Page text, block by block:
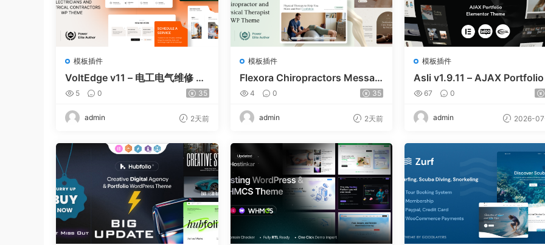
模板插件
VoltEdge v11 – 电工电气维修 W
ordPress 主题
5 0 35
admin 2天前
模板插件
Flexora Chiropractors Messag
e and Physical Therapists Wor
4 0 35
admin 2天前
模板插件
Asli v1.9.11 – AJAX Portfolio
ementor WordPress Theme
67 0
admin 2026-